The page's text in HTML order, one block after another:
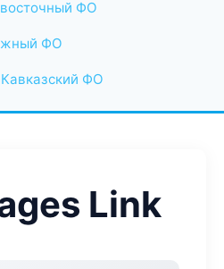
ФО
ФО
ФО
Link